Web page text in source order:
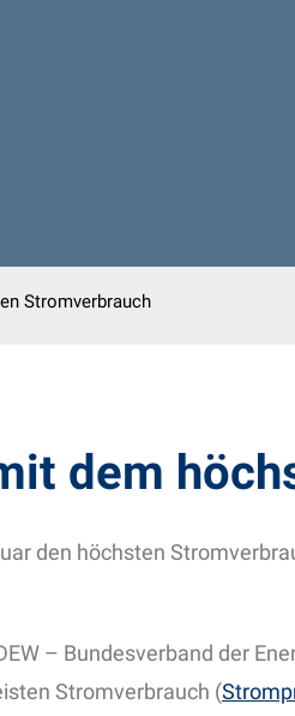
Stromverbrauch
dem
den höchsten
– Bundesverband der
Stromverbrauch (